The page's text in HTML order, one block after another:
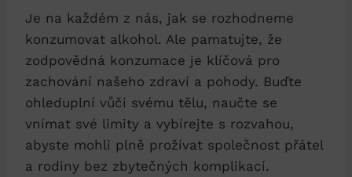
Je na každém z nás, jak se rozhodneme
konzumovat alkohol. Ale pamatujte, že
zodpovědná konzumace je klíčová pro
zachování našeho zdraví a pohody. Buďte
ohleduplní vůči svému tělu, naučte se
vnímat své limity a vybírejte s rozvahou,
abyste mohli plně prožívat společnost přátel
a rodiny bez zbytečných komplikací.